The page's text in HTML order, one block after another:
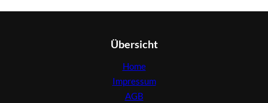
Übersicht
Home
Impressum
AGB